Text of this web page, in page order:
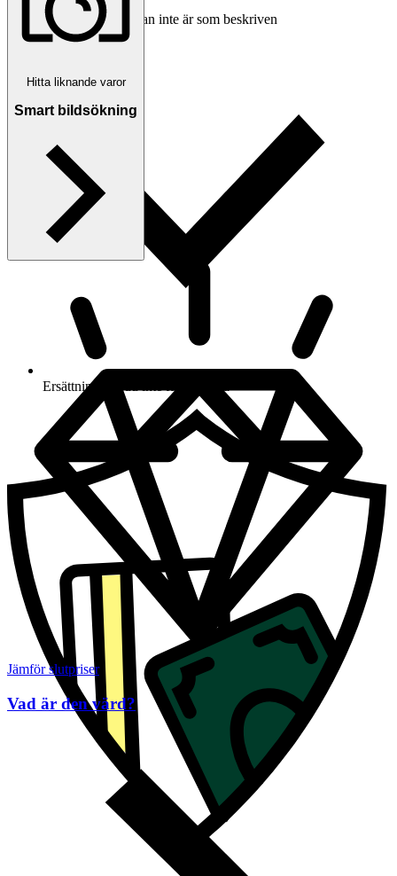
Ersättning om varan inte är som beskriven
Ersättning om du inte får din vara
Hitta liknande varor
Smart bildsökning
Jämför slutpriser
Vad är den värd?